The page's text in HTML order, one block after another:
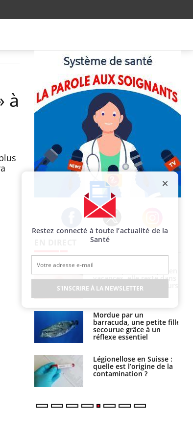
à
Facebook Twitter Instagram
: ce
il à
la
vacances, elle reste dans
le coma pendant 42 jours
Mordue par un
barracuda, une petite fille
secourue grâce à un
réflexe essentiel
Légionellose en Suisse :
quelle est l’origine de la
contamination ?
Restez connecté à toute l’actualité de la
Santé
S'INSCRIRE À LA NEWSLETTER